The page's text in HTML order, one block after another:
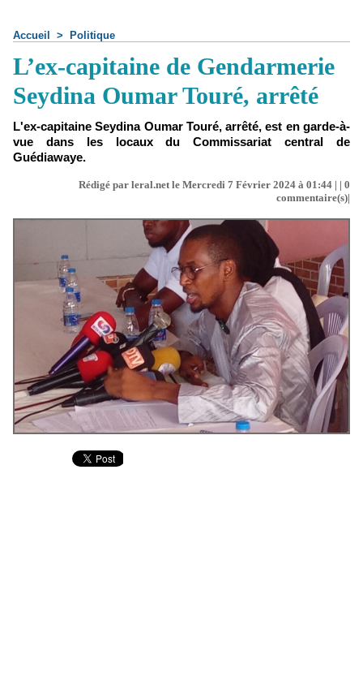
Accueil > Politique
L’ex-capitaine de Gendarmerie
Seydina Oumar Touré, arrêté
L'ex-capitaine Seydina Oumar Touré, arrêté, est en garde-à-
vue dans les locaux du Commissariat central de
Guédiawaye.
Rédigé par leral.net le Mercredi 7 Février 2024 à 01:44 | | 0
commentaire(s)|